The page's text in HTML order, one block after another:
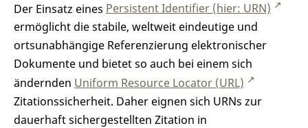
Der Einsatz eines Persistent Identifier (hier: URN)
ermöglicht die stabile, weltweit eindeutige und
ortsunabhängige Referenzierung elektronischer
Dokumente und bietet so auch bei einem sich
ändernden Uniform Resource Locator (URL)
Zitationssicherheit. Daher eignen sich URNs zur
dauerhaft sichergestellten Zitation in